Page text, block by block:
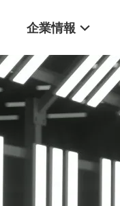
企業情報